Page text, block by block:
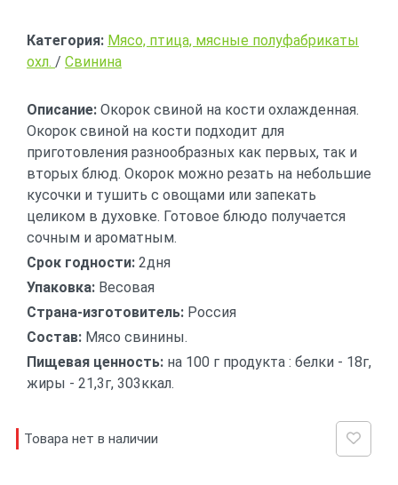
Категория: Мясо, птица, мясные полуфабрикаты
охл. / Свинина
Описание: Окорок свиной на кости охлажденная.
Окорок свиной на кости подходит для
приготовления разнообразных как первых, так и
вторых блюд. Окорок можно резать на небольшие
кусочки и тушить с овощами или запекать
целиком в духовке. Готовое блюдо получается
сочным и ароматным.
Срок годности: 2дня
Упаковка: Весовая
Страна-изготовитель: Россия
Состав: Мясо свинины.
Пищевая ценность: на 100 г продукта : белки - 18г,
жиры - 21,3г, 303ккал.
Товара нет в наличии